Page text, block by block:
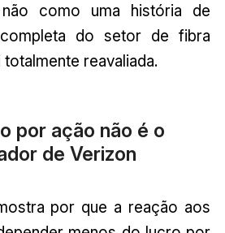
como uma história de
do setor de fibra
reavaliada.
por ação não é o
de Verizon
por que a reação aos